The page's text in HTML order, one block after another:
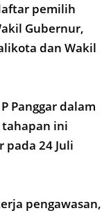
pemilih
Gubernur,
dan Wakil
Panggar dalam
ini
pada 24 Juli
pengawasan,